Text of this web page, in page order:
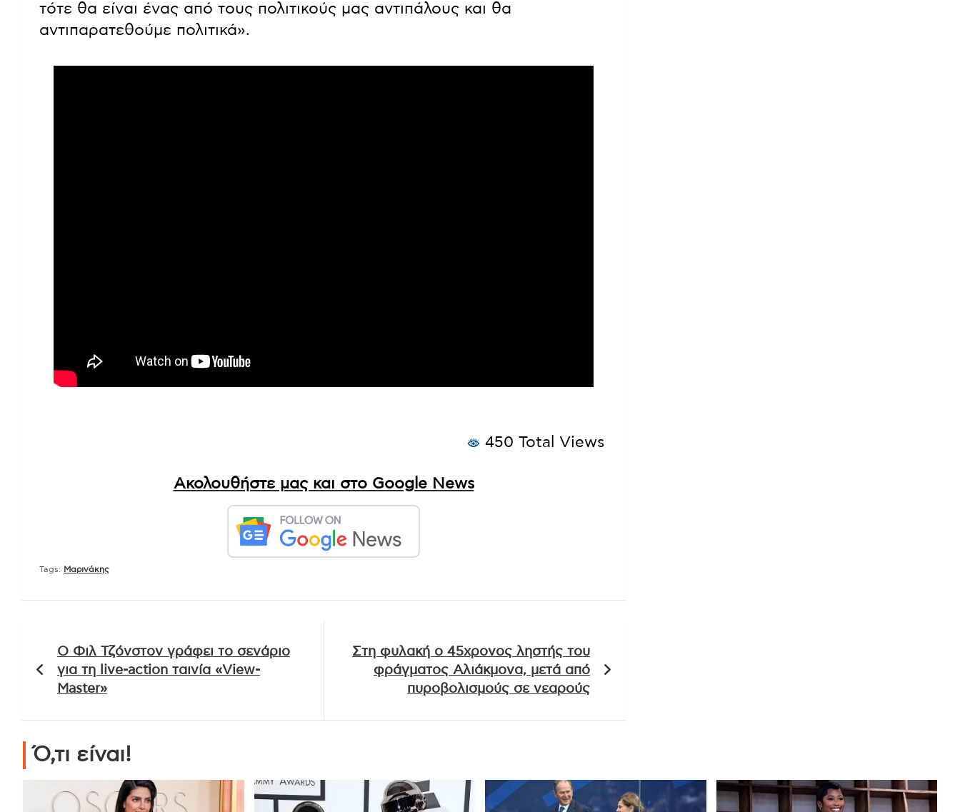
τότε θα είναι ένας από τους πολιτικούς μας αντιπάλους και θα
αντιπαρατεθούμε πολιτικά».
450 Total Views
Ακολουθήστε μας και στο Google News
Tags: Μαρινάκης
άρθρων
Ο Φιλ Τζόνστον γράφει το σενάριο
για τη live-action ταινία «View-
Master»
Στη φυλακή ο 45χρονος ληστής του
φράγματος Αλιάκμονα, μετά από
πυροβολισμούς σε νεαρούς
Ό,τι είναι!